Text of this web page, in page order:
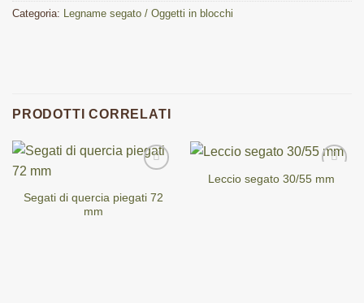
Categoria: Legname segato / Oggetti in blocchi
PRODOTTI CORRELATI
Segati di quercia piegati 72
mm
Leccio segato 30/55 mm